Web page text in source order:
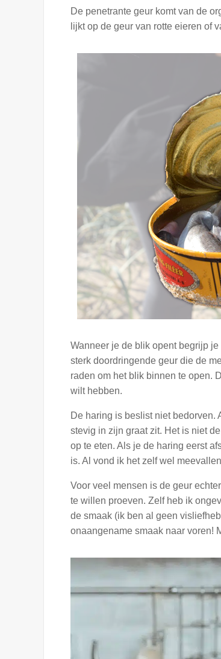
De penetrante geur komt van de
lijkt op de geur van rotte eieren of
Wanneer je de blik opent begrijp
sterk doordringende geur die de
raden om het blik binnen te open.
wilt hebben.
De haring is beslist niet bedorven.
stevig in zijn graat zit. Het is niet
op te eten. Als je de haring eerst
is. Al vond ik het zelf wel
Voor veel mensen is de geur
te willen proeven. Zelf heb ik
de smaak (ik ben al geen
onaangename smaak naar voren!